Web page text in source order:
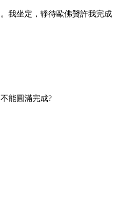
我坐定，靜待歐佛贊許我完成
能圓滿完成?